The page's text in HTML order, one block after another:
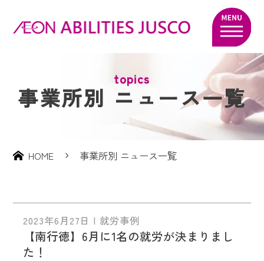
topics
事業所別 ニュース一覧
HOME 事業所別 ニュース一覧
2023年6月27日 | 就労事例
【南行徳】6月に1名の就労が決まりまし
た！